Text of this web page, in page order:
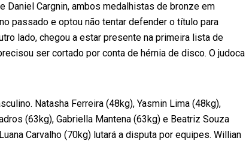
Daniel Cargnin, ambos medalhistas de bronze em
passado e optou não tentar defender o título para
lado, chegou a estar presente na primeira lista de
ser cortado por conta de hérnia de disco. O judoca
Natasha Ferreira (48kg), Yasmin Lima (48kg),
(63kg), Gabriella Mantena (63kg) e Beatriz Souza
Carvalho (70kg) lutará a disputa por equipes. Willian